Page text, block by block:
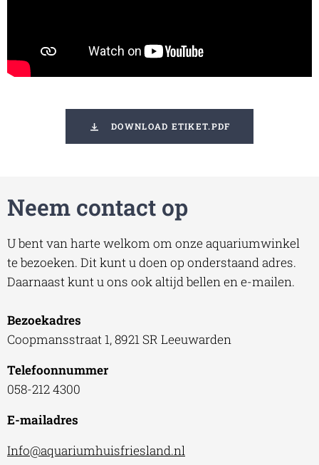
DOWNLOAD ETIKET.PDF
Neem contact op
U bent van harte welkom om onze aquariumwinkel
te bezoeken. Dit kunt u doen op onderstaand adres.
Daarnaast kunt u ons ook altijd bellen en e-mailen.
Bezoekadres
Coopmansstraat 1, 8921 SR Leeuwarden
Telefoonnummer
058-212 4300
E-mailadres
Info@aquariumhuisfriesland.nl